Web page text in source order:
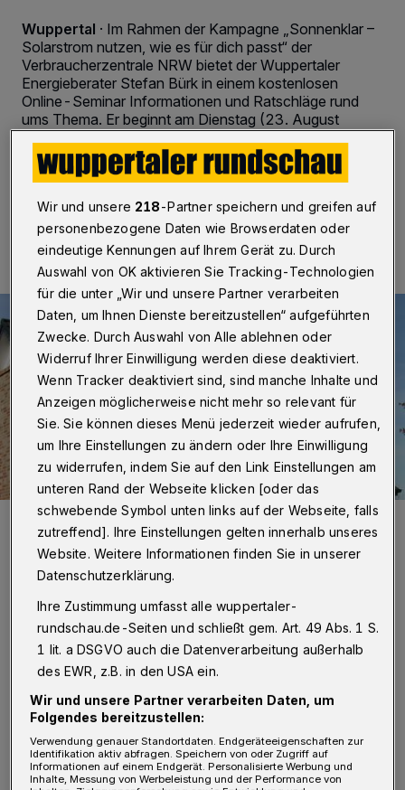
Wuppertal · Im Rahmen der Kampagne „Sonnenklar –
Solarstrom nutzen, wie es für dich passt“ der
Verbraucherzentrale NRW bietet der Wuppertaler
Energieberater Stefan Bürk in einem kostenlosen
Online-Seminar Informationen und Ratschläge rund
ums Thema. Er beginnt am Dienstag (23. August
16.08.2022 , 10:00 Uhr 2 Minuten Lesezeit
Photovoltaik-Anlagen sind derzeit stark nachgefragt.
Foto: Kreis Mettmann
S teigende Energiepreise, aber auch der
Wunsch nach Unabhängigkeit vom
eigenen Energieversorger sorgen derzeit für
eine enorme Nachfrage bei Solarstromanlagen.
Mit ihrer landesweiten
Wir und unsere 218-Partner speichern und greifen auf
personenbezogene Daten wie Browserdaten oder
eindeutige Kennungen auf Ihrem Gerät zu. Durch
Auswahl von OK aktivieren Sie Tracking-Technologien
für die unter „Wir und unsere Partner verarbeiten
Daten, um Ihnen Dienste bereitzustellen“ aufgeführten
Zwecke. Durch Auswahl von Alle ablehnen oder
Widerruf Ihrer Einwilligung werden diese deaktiviert.
Wenn Tracker deaktiviert sind, sind manche Inhalte und
Anzeigen möglicherweise nicht mehr so relevant für
Sie. Sie können dieses Menü jederzeit wieder aufrufen,
um Ihre Einstellungen zu ändern oder Ihre Einwilligung
zu widerrufen, indem Sie auf den Link Einstellungen am
unteren Rand der Webseite klicken [oder das
schwebende Symbol unten links auf der Webseite, falls
zutreffend]. Ihre Einstellungen gelten innerhalb unseres
Website. Weitere Informationen finden Sie in unserer
Datenschutzerklärung.
Ihre Zustimmung umfasst alle wuppertaler-
rundschau.de-Seiten und schließt gem. Art. 49 Abs. 1 S.
1 lit. a DSGVO auch die Datenverarbeitung außerhalb
des EWR, z.B. in den USA ein.
Wir und unsere Partner verarbeiten Daten, um
Folgendes bereitzustellen:
Verwendung genauer Standortdaten. Endgeräteeigenschaften zur
Identifikation aktiv abfragen. Speichern von oder Zugriff auf
Informationen auf einem Endgerät. Personalisierte Werbung und
Inhalte, Messung von Werbeleistung und der Performance von